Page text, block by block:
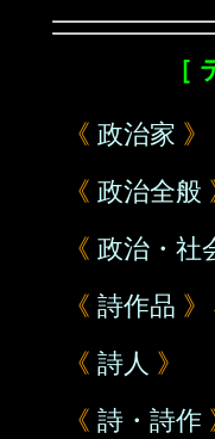
［
《 政治家 》
《 政治全般
《 政治・社
《 詩作品
《 詩人 》
《 詩・詩作